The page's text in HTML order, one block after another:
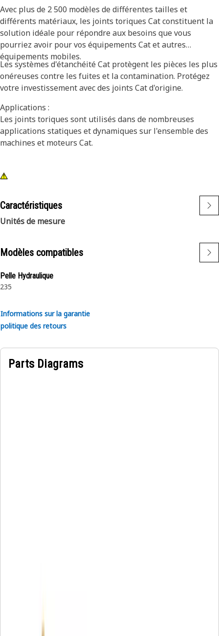
Avec plus de 2 500 modèles de différentes tailles et
différents matériaux, les joints toriques Cat constituent la
solution idéale pour répondre aux besoins que vous
pourriez avoir pour vos équipements Cat et autres
équipements mobiles.
Les systèmes d'étanchéité Cat protègent les pièces les plus
onéreuses contre les fuites et la contamination. Protégez
votre investissement avec des joints Cat d'origine.
Applications :
Les joints toriques sont utilisés dans de nombreuses
applications statiques et dynamiques sur l'ensemble des
machines et moteurs Cat.
Caractéristiques
Unités de mesure
Modèles compatibles
Pelle Hydraulique
235
Informations sur la garantie
politique des retours
Parts Diagrams